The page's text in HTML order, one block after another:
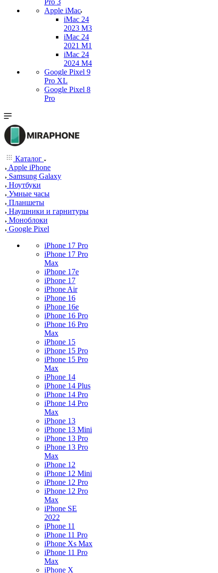
Pro 3
Apple iMac
iMac 24
2023 M3
iMac 24
2021 M1
iMac 24
2024 M4
Google Pixel 9
Pro XL
Google Pixel 8
Pro
Каталог
Apple iPhone
Samsung Galaxy
Ноутбуки
Умные часы
Планшеты
Наушники и гарнитуры
Моноблоки
Google Pixel
iPhone 17 Pro
iPhone 17 Pro
Max
iPhone 17e
iPhone 17
iPhone Air
iPhone 16
iPhone 16e
iPhone 16 Pro
iPhone 16 Pro
Max
iPhone 15
iPhone 15 Pro
iPhone 15 Pro
Max
iPhone 14
iPhone 14 Plus
iPhone 14 Pro
iPhone 14 Pro
Max
iPhone 13
iPhone 13 Mini
iPhone 13 Pro
iPhone 13 Pro
Max
iPhone 12
iPhone 12 Mini
iPhone 12 Pro
iPhone 12 Pro
Max
iPhone SE
2022
iPhone 11
iPhone 11 Pro
iPhone Xs Max
iPhone 11 Pro
Max
iPhone X